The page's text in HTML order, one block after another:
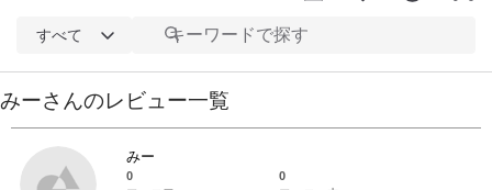
すべて
みーさんのレビュー一覧
みー
0
0